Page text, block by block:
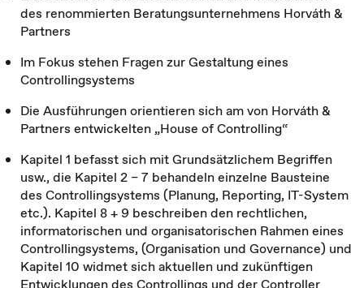
des renommierten Beratungsunternehmens Horváth &
Partners
Im Fokus stehen Fragen zur Gestaltung eines
Controllingsystems
Die Ausführungen orientieren sich am von Horváth &
Partners entwickelten „House of Controlling“
Kapitel 1 befasst sich mit Grundsätzlichem Begriffen
usw., die Kapitel 2 – 7 behandeln einzelne Bausteine
des Controllingsystems (Planung, Reporting, IT-System
etc.). Kapitel 8 + 9 beschreiben den rechtlichen,
informatorischen und organisatorischen Rahmen eines
Controllingsystems, (Organisation und Governance) und
Kapitel 10 widmet sich aktuellen und zukünftigen
Entwicklungen des Controllings und der Controller